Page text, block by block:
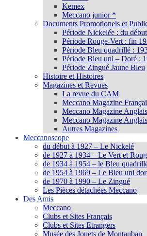
Kemex
Meccano junior *
Documents Promotionels et
Période Nickelée : du
Période Rouge-Vert : fin
Période Bleu quadrillé :
Période Bleu uni – Doré :
Période Zingué Jaune Bleu
Histoire et Histoires
Magazines et Revues
La revue du CAM
Meccano Magazine
Meccano Magazine
Meccano Magazine
Autres Magazines
Meccanoscope
du début à 1927 – Le Nickelé
de 1927 à 1934 – Le Vert et
de 1934 à 1954 – le Bleu
de 1954 à 1969 – Le Bleu uni
de 1970 à 1990 – Le Zingué
Les Pièces détachées Meccano
Des Amis
Meccano
Clubs et Sites Français
Clubs et Sites Etrangers
Musée des Jouets de Montauban